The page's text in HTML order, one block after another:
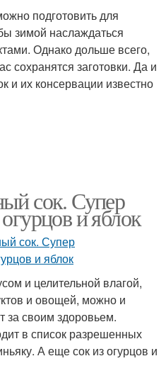
подготовить для
зимой наслаждаться
Однако дольше всего,
сохранятся заготовки. Да и
и их консервации известно
сок. Супер
и яблок
и целительной влагой,
и овощей, можно и
за своим здоровьем.
в список разрешенных
А еще сок из огурцов и